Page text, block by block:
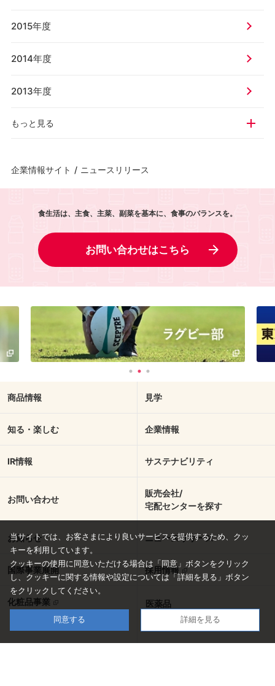
2015年度
2014年度
2013年度
もっと見る
企業情報サイト / ニュースリリース
食生活は、主食、主菜、副菜を基本に、食事のバランスを。
お問い合わせはこちら
商品情報 見学
知る・楽しむ 企業情報
IR情報 サステナビリティ
お問い合わせ
販売会社/
宅配センターを探す
お知らせ ニュースリリース
国際事業展開 採用情報
化粧品事業 医薬品
・一般のお客さま向け
当サイトでは、お客さまにより良いサービスを提供するため、クッ
キーを利用しています。
クッキーの使用に同意いただける場合は「同意」ボタンをクリック
し、 クッキーに関する情報や設定については「詳細を見る」ボタン
をクリックしてください。
同意する 詳細を見る